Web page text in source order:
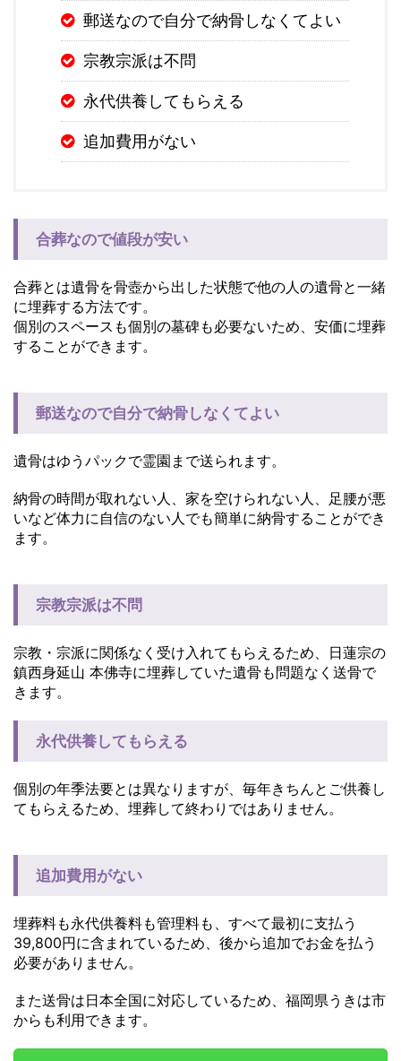
郵送なので自分で納骨しなくてよい
宗教宗派は不問
永代供養してもらえる
追加費用がない
合葬なので値段が安い
合葬とは遺骨を骨壺から出した状態で他の人の遺骨と一緒
に埋葬する方法です。
個別のスペースも個別の墓碑も必要ないため、安価に埋葬
することができます。
郵送なので自分で納骨しなくてよい
遺骨はゆうパックで霊園まで送られます。
納骨の時間が取れない人、家を空けられない人、足腰が悪
いなど体力に自信のない人でも簡単に納骨することができ
ます。
宗教宗派は不問
宗教・宗派に関係なく受け入れてもらえるため、日蓮宗の
鎮西身延山 本佛寺に埋葬していた遺骨も問題なく送骨で
きます。
永代供養してもらえる
個別の年季法要とは異なりますが、毎年きちんとご供養し
てもらえるため、埋葬して終わりではありません。
追加費用がない
埋葬料も永代供養料も管理料も、すべて最初に支払う
39,800円に含まれているため、後から追加でお金を払う
必要がありません。
また送骨は日本全国に対応しているため、福岡県うきは市
からも利用できます。